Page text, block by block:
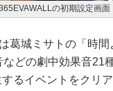
の初期設定画面
葛城ミサトの「時
どの劇中効果音21
るイベントをクリ